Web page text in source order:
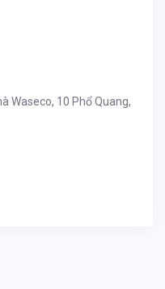
Waseco, 10 Phổ Quang,